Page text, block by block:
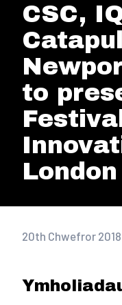
CSC,
to
London
20th Chwefror 2018